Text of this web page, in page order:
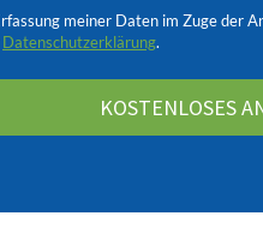
meiner Daten im Zuge der
Datenschutzerklärung.